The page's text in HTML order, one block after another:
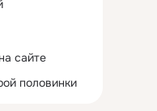
сайте
половинки